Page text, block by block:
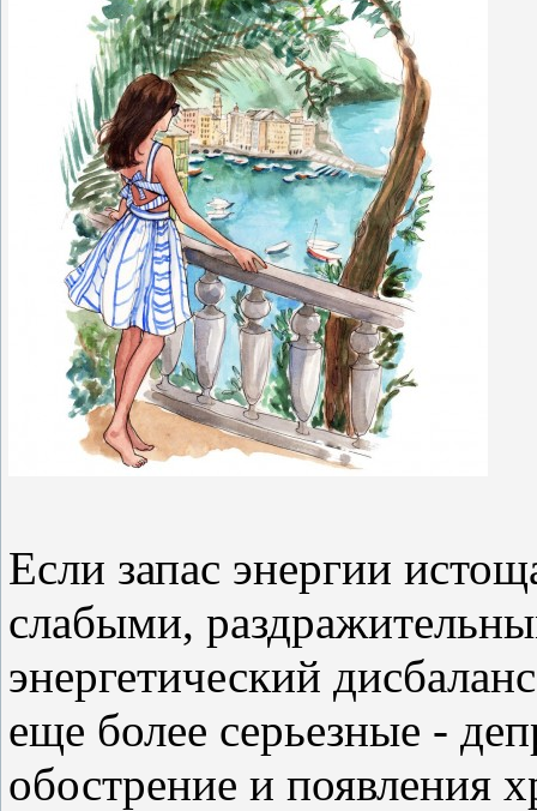
Если запас энергии
слабыми,
энергетический
еще более серьезные -
обострение и появления